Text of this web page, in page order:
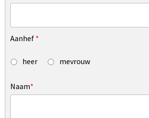
Aanhef *
heer mevrouw
Naam*